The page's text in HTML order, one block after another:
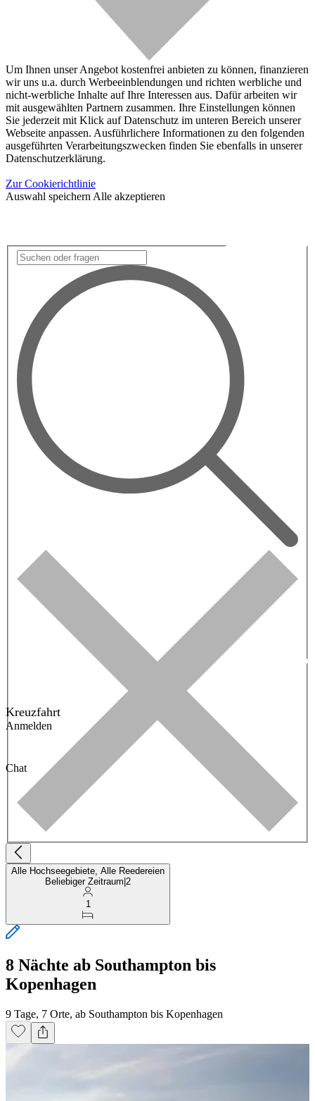
Um Ihnen unser Angebot kostenfrei anbieten zu können, finanzieren
wir uns u.a. durch Werbeeinblendungen und richten werbliche und
nicht-werbliche Inhalte auf Ihre Interessen aus. Dafür arbeiten wir
mit ausgewählten Partnern zusammen. Ihre Einstellungen können
Sie jederzeit mit Klick auf Datenschutz im unteren Bereich unserer
Webseite anpassen. Ausführlichere Informationen zu den folgenden
ausgeführten Verarbeitungszwecken finden Sie ebenfalls in unserer
Datenschutzerklärung.
Zur Cookierichtlinie
Auswahl speichern Alle akzeptieren
Kreuzfahrt
Anmelden
Chat
Alle Hochseegebiete, Alle Reedereien
Beliebiger Zeitraum 2
1
8 Nächte ab Southampton bis
Kopenhagen
9 Tage, 7 Orte, ab Southampton bis Kopenhagen